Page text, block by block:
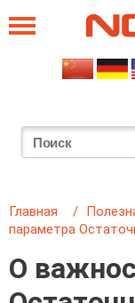
Главная
параметра
О